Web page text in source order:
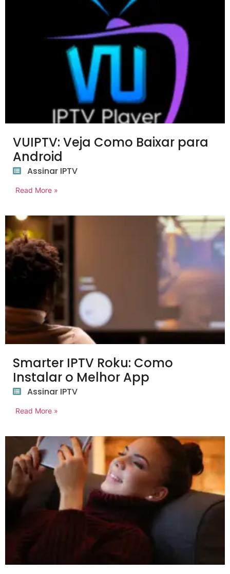
VUIPTV: Veja Como Baixar para
Android
Assinar IPTV
Read More »
Smarter IPTV Roku: Como
Instalar o Melhor App
Assinar IPTV
Read More »